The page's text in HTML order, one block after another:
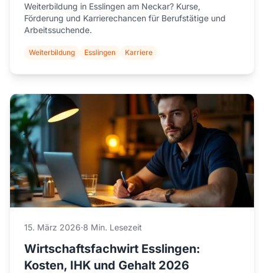
Weiterbildung in Esslingen am Neckar? Kurse,
Förderung und Karrierechancen für Berufstätige und
Arbeitssuchende.
Weiterbildung Esslingen Karriere
15. März 2026·8 Min. Lesezeit
Wirtschaftsfachwirt Esslingen:
Kosten, IHK und Gehalt 2026